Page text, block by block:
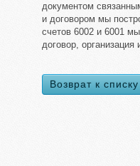
документом
и договором мы
счетов 6002 и 6001
договор, организация
Возврат к списку